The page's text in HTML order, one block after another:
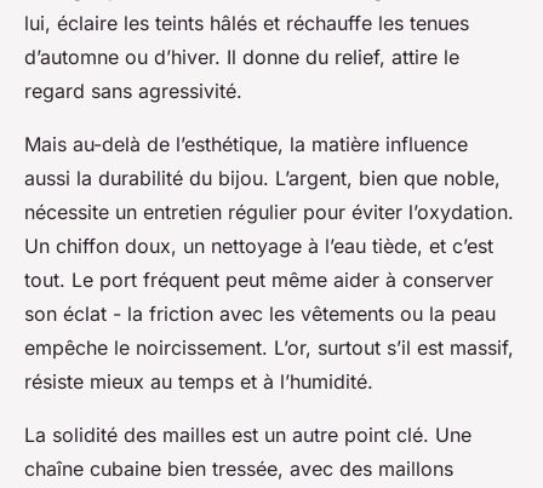
lui, éclaire les teints hâlés et réchauffe les tenues
d’automne ou d’hiver. Il donne du relief, attire le
regard sans agressivité.
Mais au-delà de l’esthétique, la matière influence
aussi la durabilité du bijou. L’argent, bien que noble,
nécessite un entretien régulier pour éviter l’oxydation.
Un chiffon doux, un nettoyage à l’eau tiède, et c’est
tout. Le port fréquent peut même aider à conserver
son éclat - la friction avec les vêtements ou la peau
empêche le noircissement. L’or, surtout s’il est massif,
résiste mieux au temps et à l’humidité.
La solidité des mailles est un autre point clé. Une
chaîne cubaine bien tressée, avec des maillons